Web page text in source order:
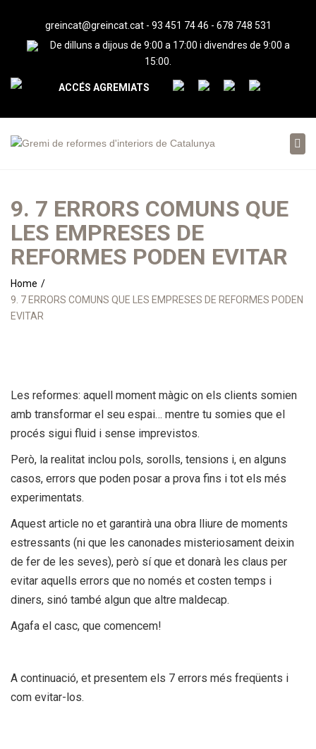
greincat@greincat.cat- 93 451 74 46 - 678 748 531
De dilluns a dijous de 9:00 a 17:00 i divendres de 9:00 a
15:00.
ACCÉS AGREMIATS
9. 7 ERRORS COMUNS QUE
LES EMPRESES DE
REFORMES PODEN EVITAR
Home
9. 7 ERRORS COMUNS QUE LES EMPRESES DE REFORMES PODEN
EVITAR
Les reformes: aquell moment màgic on els clients somien
amb transformar el seu espai… mentre tu somies que el
procés sigui fluid i sense imprevistos.
Però, la realitat inclou pols, sorolls, tensions i, en alguns
casos, errors que poden posar a prova fins i tot els més
experimentats.
Aquest article no et garantirà una obra lliure de moments
estressants (ni que les canonades misteriosament deixin
de fer de les seves), però sí que et donarà les claus per
evitar aquells errors que no només et costen temps i
diners, sinó també algun que altre maldecap.
Agafa el casc, que comencem!
A continuació, et presentem els 7 errors més freqüents i
com evitar-los.